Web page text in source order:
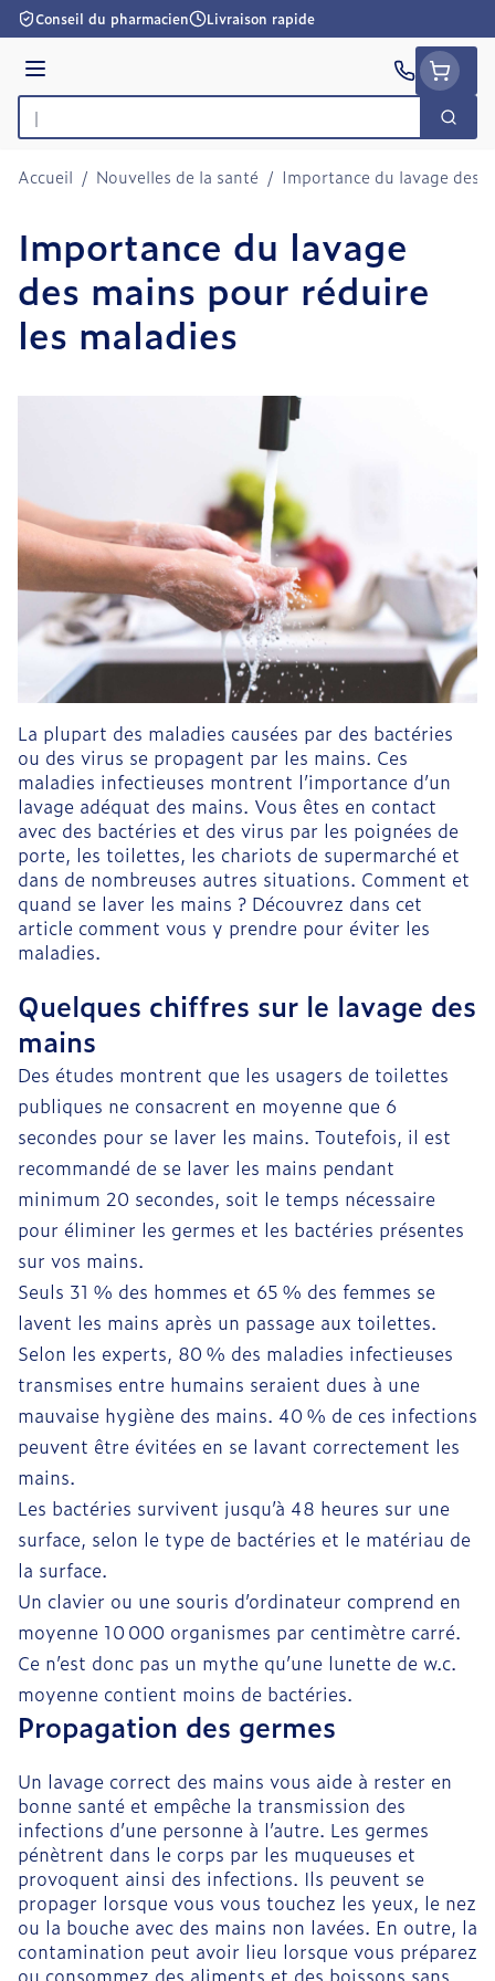
Aller au contenu
Conseil du pharmacien Livraison rapide
Menu
Rechercher
Accueil / Nouvelles de la santé / Importance du lavage des
Importance du lavage
des mains pour réduire
les maladies
La plupart des maladies causées par des bactéries
ou des virus se propagent par les mains. Ces
maladies infectieuses montrent l’importance d’un
lavage adéquat des mains. Vous êtes en contact
avec des bactéries et des virus par les poignées de
porte, les toilettes, les chariots de supermarché et
dans de nombreuses autres situations. Comment et
quand se laver les mains ? Découvrez dans cet
article comment vous y prendre pour éviter les
maladies.
Quelques chiffres sur le lavage des
mains
Des études montrent que les usagers de toilettes
publiques ne consacrent en moyenne que 6
secondes pour se laver les mains. Toutefois, il est
recommandé de se laver les mains pendant
minimum 20 secondes, soit le temps nécessaire
pour éliminer les germes et les bactéries présentes
sur vos mains.
Seuls 31 % des hommes et 65 % des femmes se
lavent les mains après un passage aux toilettes.
Selon les experts, 80 % des maladies infectieuses
transmises entre humains seraient dues à une
mauvaise hygiène des mains. 40 % de ces infections
peuvent être évitées en se lavant correctement les
mains.
Les bactéries survivent jusqu’à 48 heures sur une
surface, selon le type de bactéries et le matériau de
la surface.
Un clavier ou une souris d’ordinateur comprend en
moyenne 10 000 organismes par centimètre carré.
Ce n’est donc pas un mythe qu’une lunette de w.c.
moyenne contient moins de bactéries.
Propagation des germes
Un lavage correct des mains vous aide à rester en
bonne santé et empêche la transmission des
infections d’une personne à l’autre. Les germes
pénètrent dans le corps par les muqueuses et
provoquent ainsi des infections. Ils peuvent se
propager lorsque vous vous touchez les yeux, le nez
ou la bouche avec des mains non lavées. En outre, la
contamination peut avoir lieu lorsque vous préparez
ou consommez des aliments et des boissons sans